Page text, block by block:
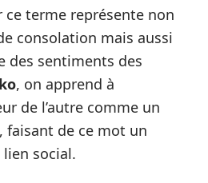
terme représente non
consolation mais aussi
des sentiments des
, on apprend à
de l’autre comme un
faisant de ce mot un
social.